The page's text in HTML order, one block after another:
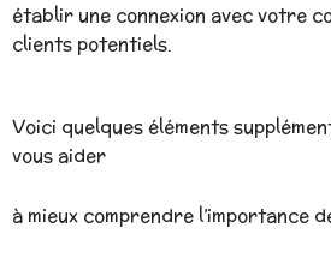
établir une connexion avec votre
clients potentiels.
Voici quelques éléments
vous aider
à mieux comprendre l’importance